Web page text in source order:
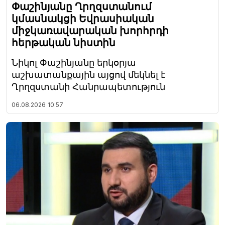
Փաշինյանը Ղրղզստանում
կմասնակցի Եվրասիական
միջկառավարական խորհրդի
հերթական նիստին
Նիկոլ Փաշինյանը երկօրյա
աշխատանքային այցով մեկնել է
Ղրղզստանի Հանրապետություն
06.08.2026 10:57